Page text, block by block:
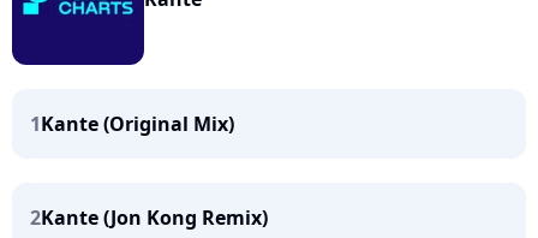
1Kante (Original Mix)
2Kante (Jon Kong Remix)